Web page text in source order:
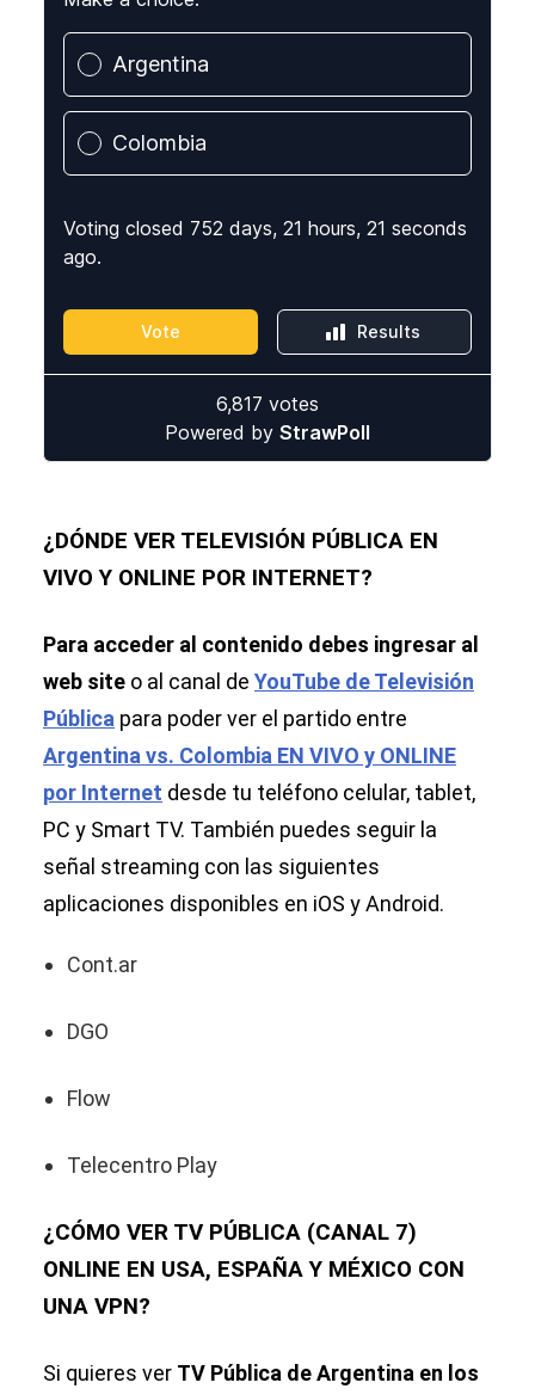
¿DÓNDE VER TELEVISIÓN PÚBLICA EN
VIVO Y ONLINE POR INTERNET?
Para acceder al contenido debes ingresar al
web site o al canal de YouTube de Televisión
Pública para poder ver el partido entre
Argentina vs. Colombia EN VIVO y ONLINE
por Internet desde tu teléfono celular, tablet,
PC y Smart TV. También puedes seguir la
señal streaming con las siguientes
aplicaciones disponibles en iOS y Android.
Cont.ar
DGO
Flow
Telecentro Play
¿CÓMO VER TV PÚBLICA (CANAL 7)
ONLINE EN USA, ESPAÑA Y MÉXICO CON
UNA VPN?
Si quieres ver TV Pública de Argentina en los